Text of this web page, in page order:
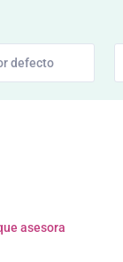
asesora